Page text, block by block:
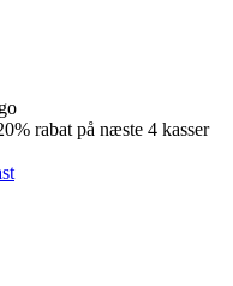
rabat på næste 4 kasser